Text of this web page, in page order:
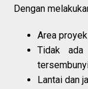
Dengan
Area
Tidak
Lantai dan